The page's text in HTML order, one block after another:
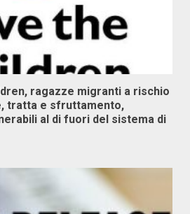
ragazze migranti a rischio
tratta e sfruttamento,
al di fuori del sistema di